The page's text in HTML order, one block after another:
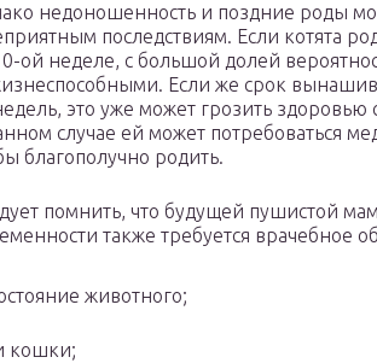
недоношенность и поздние роды
последствиям. Если котята
ой неделе, с большой долей
Если же срок
это уже может грозить
случае ей может потребоваться
благополучно родить.
помнить, что будущей пушистой
также требуется врачебное
животного;
кошки;